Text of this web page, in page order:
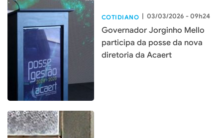
COTIDIANO | 03/03/2026 - 09h24
Governador Jorginho Mello
participa da posse da nova
diretoria da Acaert